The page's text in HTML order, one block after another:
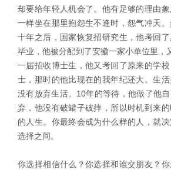
却要给年轻人机会了。他有足够的理由
一样坐在那里抱怨生不逢时，怨气冲天
十年之后，国家恢复招研究生，他考回
毕业，他被分配到了安徽一家小单位里，
一届招收博士生，他又考回了原来的学
士，那时的他比现在的我年纪还大。生
没有放弃生活。10年的等待，他做了他
弃，他没有破罐子破摔，所以时机到来
的人生。你最终会成为什么样的人，就
选择之间。
你选择相信什么？你选择和谁交朋友？